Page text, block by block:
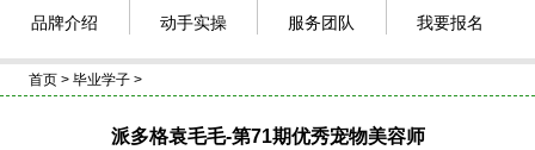
品牌介绍 动手实操 服务团队 我要报名
首页 > 毕业学子 >
派多格袁毛毛-第71期优秀宠物美容师